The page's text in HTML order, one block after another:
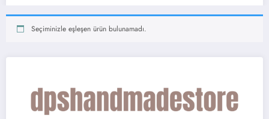
Seçiminizle eşleşen ürün bulunamadı.